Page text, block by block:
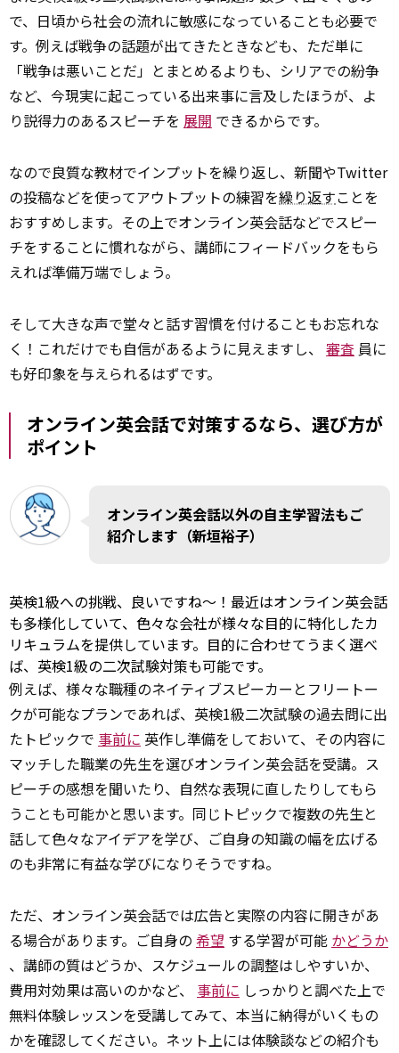
で、日頃から社会の流れに敏感になっていることも必要で
す。例えば戦争の話題が出てきたときなども、ただ単に
「戦争は悪いことだ」とまとめるよりも、シリアでの紛争
など、今現実に起こっている出来事に言及したほうが、よ
り説得力のあるスピーチを 展開 できるからです。
なので良質な教材でインプットを繰り返し、新聞やTwitter
の投稿などを使ってアウトプットの練習を繰り返すことを
おすすめします。その上でオンライン英会話などでスピー
チをすることに慣れながら、講師にフィードバックをもら
えれば準備万端でしょう。
そして大きな声で堂々と話す習慣を付けることもお忘れな
く！これだけでも自信があるように見えますし、 審査 員に
も好印象を与えられるはずです。
オンライン英会話で対策するなら、選び方が
ポイント
オンライン英会話以外の自主学習法もご
紹介します（新垣裕子）
英検1級への挑戦、良いですね～！最近はオンライン英会話
も多様化していて、色々な会社が様々な目的に特化したカ
リキュラムを提供しています。目的に合わせてうまく選べ
ば、英検1級の二次試験対策も可能です。
例えば、様々な職種のネイティブスピーカーとフリートー
クが可能なプランであれば、英検1級二次試験の過去問に出
たトピックで 事前に 英作し準備をしておいて、その内容に
マッチした職業の先生を選びオンライン英会話を受講。ス
ピーチの感想を聞いたり、自然な表現に直したりしてもら
うことも可能かと思います。同じトピックで複数の先生と
話して色々なアイデアを学び、ご自身の知識の幅を広げる
のも非常に有益な学びになりそうですね。
ただ、オンライン英会話では広告と実際の内容に開きがあ
る場合があります。ご自身の 希望 する学習が可能 かどうか
、講師の質はどうか、スケジュールの調整はしやすいか、
費用対効果は高いのかなど、 事前に しっかりと調べた上で
無料体験レッスンを受講してみて、本当に納得がいくもの
かを確認してください。ネット上には体験談などの紹介も